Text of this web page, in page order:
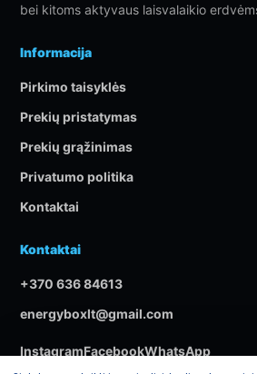
bei kitoms aktyvaus laisvalaikio
Informacija
Pirkimo taisyklės
Prekių pristatymas
Prekių grąžinimas
Privatumo politika
Kontaktai
Kontaktai
+370 636 84613
energyboxlt@gmail.com
InstagramFacebookWhatsApp